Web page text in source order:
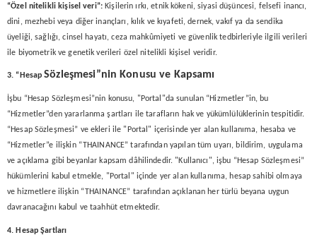
“Özel nitelikli kişisel veri”: Kişilerin ırkı, etnik kökeni, siyasi düşüncesi, felsefi inancı,
dini, mezhebi veya diğer inançları, kılık ve kıyafeti, dernek, vakıf ya da sendika
üyeliği, sağlığı, cinsel hayatı, ceza mahkûmiyeti ve güvenlik tedbirleriyle ilgili verileri
ile biyometrik ve genetik verileri özel nitelikli kişisel veridir.
3. “Hesap Sözleşmesi”nin Konusu ve Kapsamı
İşbu “Hesap Sözleşmesi”nin konusu, "Portal"da sunulan “Hizmetler”in, bu
“Hizmetler”den yararlanma şartları ile tarafların hak ve yükümlülüklerinin tespitidir.
“Hesap Sözleşmesi” ve ekleri ile "Portal" içerisinde yer alan kullanıma, hesaba ve
“Hizmetler”e ilişkin “THAINANCE” tarafından yapılan tüm uyarı, bildirim, uygulama
ve açıklama gibi beyanlar kapsam dâhilindedir. "Kullanıcı", işbu “Hesap Sözleşmesi”
hükümlerini kabul etmekle, "Portal" içinde yer alan kullanıma, hesap sahibi olmaya
ve hizmetlere ilişkin “THAINANCE” tarafından açıklanan her türlü beyana uygun
davranacağını kabul ve taahhüt etmektedir.
4. Hesap Şartları